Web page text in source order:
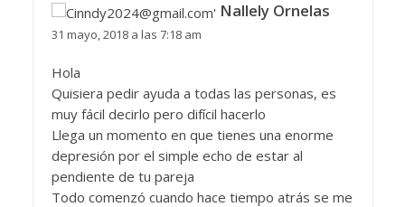
Nallely Ornelas
31 mayo, 2018 a las 7:18 am
Hola
Quisiera pedir ayuda a todas las personas, es
muy fácil decirlo pero difícil hacerlo
Llega un momento en que tienes una enorme
depresión por el simple echo de estar al
pendiente de tu pareja
Todo comenzó cuando hace tiempo atrás se me